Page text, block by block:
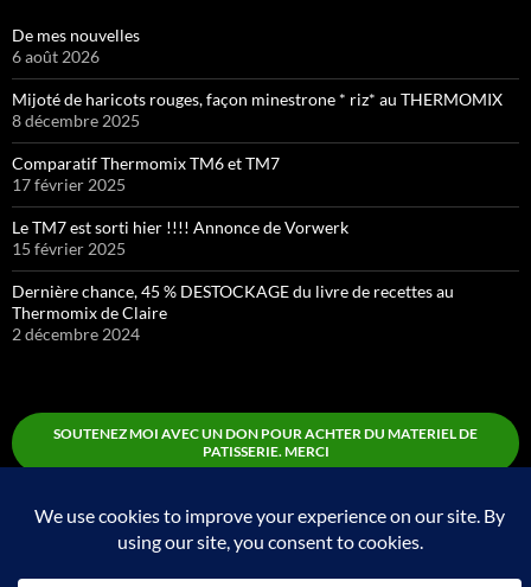
De mes nouvelles
6 août 2026
Mijoté de haricots rouges, façon minestrone * riz* au THERMOMIX
8 décembre 2025
Comparatif Thermomix TM6 et TM7
17 février 2025
Le TM7 est sorti hier !!!! Annonce de Vorwerk
15 février 2025
Dernière chance, 45 % DESTOCKAGE du livre de recettes au
Thermomix de Claire
2 décembre 2024
SOUTENEZ MOI AVEC UN DON POUR ACHTER DU MATERIEL DE
PATISSERIE. MERCI